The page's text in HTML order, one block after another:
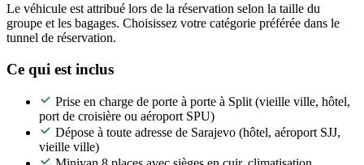
Le véhicule est attribué lors de la réservation selon la taille du
groupe et les bagages. Choisissez votre catégorie préférée dans le
tunnel de réservation.
Ce qui est inclus
Prise en charge de porte à porte à Split (vieille ville, hôtel,
port de croisière ou aéroport SPU)
Dépose à toute adresse de Sarajevo (hôtel, aéroport SJJ,
vieille ville)